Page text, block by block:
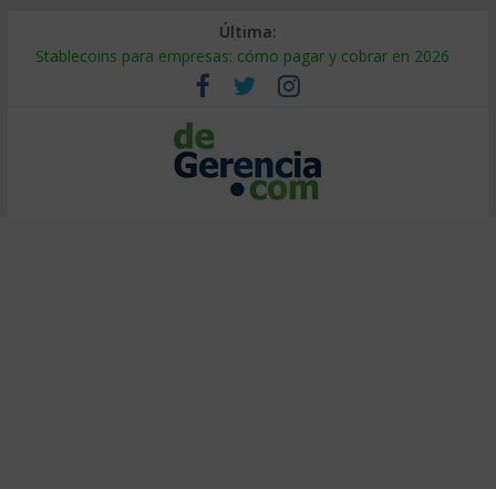
Última:
Stablecoins para empresas: cómo pagar y cobrar en 2026
Despido silencioso: qué es y por qué sale tan caro
IA en selección de personal: cómo auditarla a tiempo
Trabajo forzoso en la cadena de suministro: qué hacer
Mercado hispano de EE. UU.: cómo segmentarlo y venderle